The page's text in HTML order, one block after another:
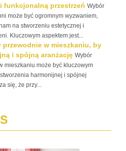
funkcjonalną przestrzeń Wybór
może być ogromnym wyzwaniem,
na stworzeniu estetycznej i
Kluczowym aspektem jest...
w mieszkaniu, by
i spójną aranżację Wybór
mieszkaniu może być kluczowym
harmonijnej i spójnej
się, że przy...